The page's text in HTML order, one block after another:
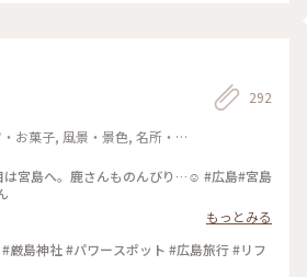
お菓子, 風景・景色, 名所・
292
島へ。鹿さんものんびり…☺️ #広島#宮島
もっとみる
厳島神社 #パワースポット #広島旅行 #リフ